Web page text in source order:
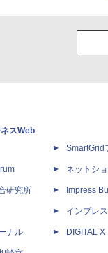
スWeb
研究所
ナル
SmartGrid
ネットシ
Impress
インプレ
DIGITAL X